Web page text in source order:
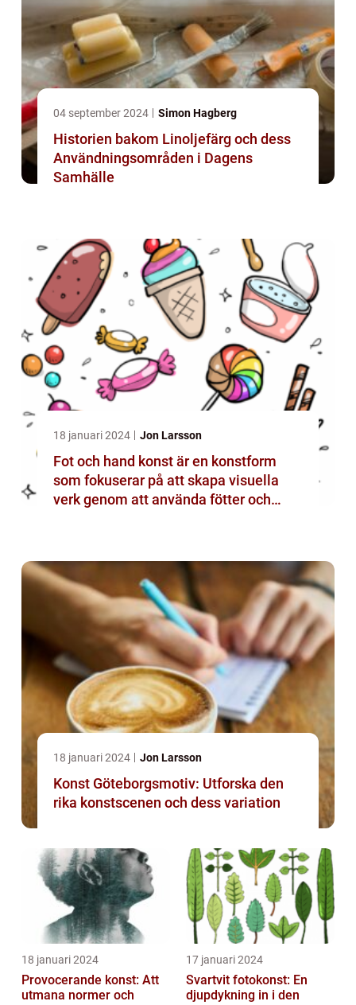
04 september 2024 Simon Hagberg
Historien bakom Linoljefärg och dess
Användningsområden i Dagens
Samhälle
18 januari 2024 Jon Larsson
Fot och hand konst är en konstform
som fokuserar på att skapa visuella
verk genom att använda fötter och
18 januari 2024 Jon Larsson
Konst Göteborgsmotiv: Utforska den
rika konstscenen och dess variation
18 januari 2024
Provocerande konst: Att
utmana normer och
17 januari 2024
Svartvit fotokonst: En
djupdykning in i den